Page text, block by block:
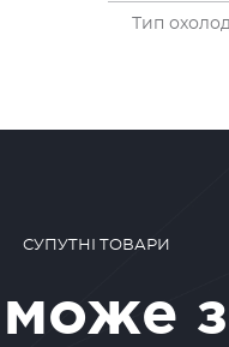
Тип
СУПУТНІ ТОВАРИ